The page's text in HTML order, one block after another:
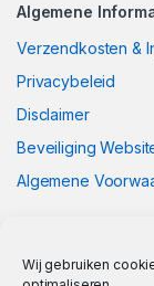
Wij gebruiken
Algemene
Verzendkosten &
Privacybeleid
Disclaimer
Beveiliging
Algemene